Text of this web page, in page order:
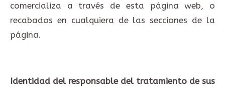
comercializa a través de esta página web, o
recabados en cualquiera de las secciones de la
página.
Identidad del responsable del tratamiento de sus